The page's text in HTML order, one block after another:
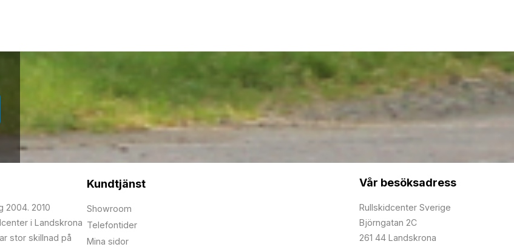
2004. 2010
i Landskrona
stor skillnad på
Kundtjänst
Showroom
Telefontider
Mina sidor
Vår besöksadress
Rullskidcenter Sverige
Björngatan 2C
261 44 Landskrona